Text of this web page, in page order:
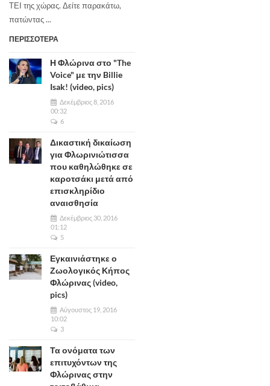
ΤΕΙ της χώρας. Δείτε παρακάτω,
πατώντας ...
ΠΕΡΙΣΣΟΤΕΡΑ
Η Φλώρινα στο "The
Voice" με την Billie
Isak! (video, pics)
Δεκέμβριος 8, 2016
00:32
6
Δικαστική δικαίωση
για Φλωρινιώτισσα
που καθηλώθηκε σε
καροτσάκι μετά από
επισκληρίδιο
αναισθησία
Δεκέμβριος 30, 2016
01:12
5
Εγκαινιάστηκε ο
Ζωολογικός Κήπος
Φλώρινας (video,
pics)
Αύγουστος 19, 2016
10:02
3
Τα ονόματα των
επιτυχόντων της
Φλώρινας στην